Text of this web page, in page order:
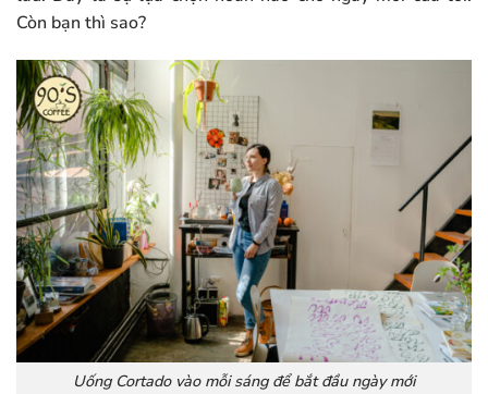
Còn bạn thì sao?
Uống Cortado vào mỗi sáng để bắt đầu ngày mới